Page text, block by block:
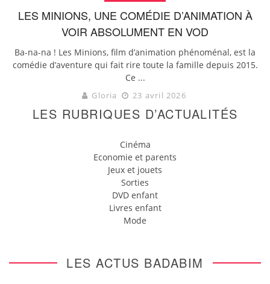
LES MINIONS, UNE COMÉDIE D’ANIMATION À
VOIR ABSOLUMENT EN VOD
Ba-na-na ! Les Minions, film d’animation phénoménal, est la
comédie d’aventure qui fait rire toute la famille depuis 2015.
Ce ...
Gloria 23 avril 2026
LES RUBRIQUES D’ACTUALITÉS
Cinéma
Economie et parents
Jeux et jouets
Sorties
DVD enfant
Livres enfant
Mode
LES ACTUS BADABIM